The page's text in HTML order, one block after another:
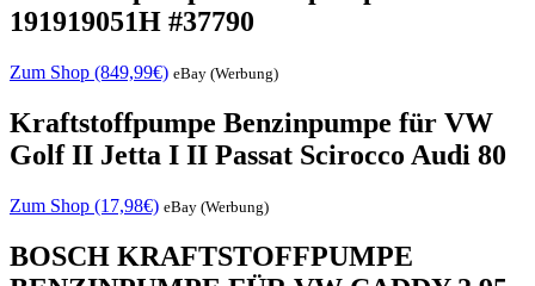
191919051H #37790
Zum Shop (849,99€) eBay (Werbung)
Kraftstoffpumpe Benzinpumpe für VW
Golf II Jetta I II Passat Scirocco Audi 80
Zum Shop (17,98€) eBay (Werbung)
BOSCH KRAFTSTOFFPUMPE